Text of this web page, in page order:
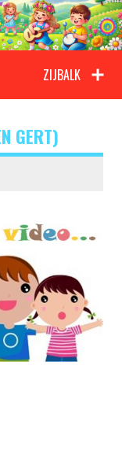
ZIJBALK
GERT)